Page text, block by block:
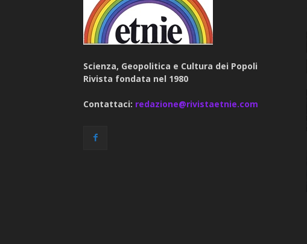
Scienza, Geopolitica e Cultura dei Popoli
Rivista fondata nel 1980
Contattaci: redazione@rivistaetnie.com